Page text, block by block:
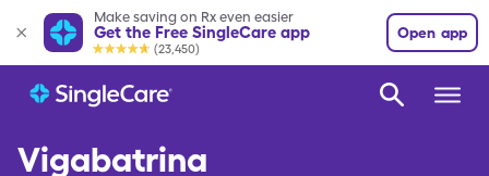
Make saving on Rx even easier
Get the Free SingleCare app
(23,450)
Open app
Vigabatrina